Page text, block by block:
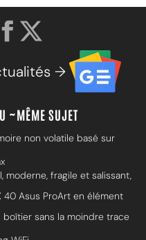
→
~MÊME SUJET
non volatile basé sur
moderne, fragile et salissant,
Asus ProArt en élément
boîtier sans la moindre trace